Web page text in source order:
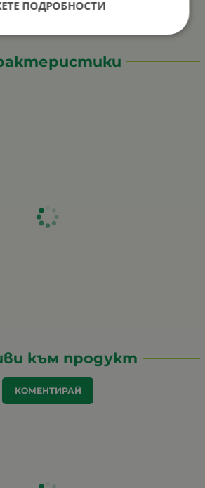
към продукт
КОМЕНТИРАЙ
ПОДРОБНОСТИ